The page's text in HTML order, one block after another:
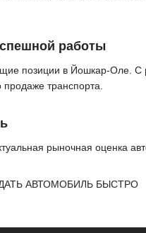
работы
позиции в Йошкар-Оле. С
транспорта.
рыночная оценка
АВТОМОБИЛЬ БЫСТРО